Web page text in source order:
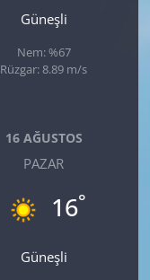
Güneşli
Nem: %67
Rüzgar: 8.89 m/s
16 AĞUSTOS
PAZAR
16°
Güneşli